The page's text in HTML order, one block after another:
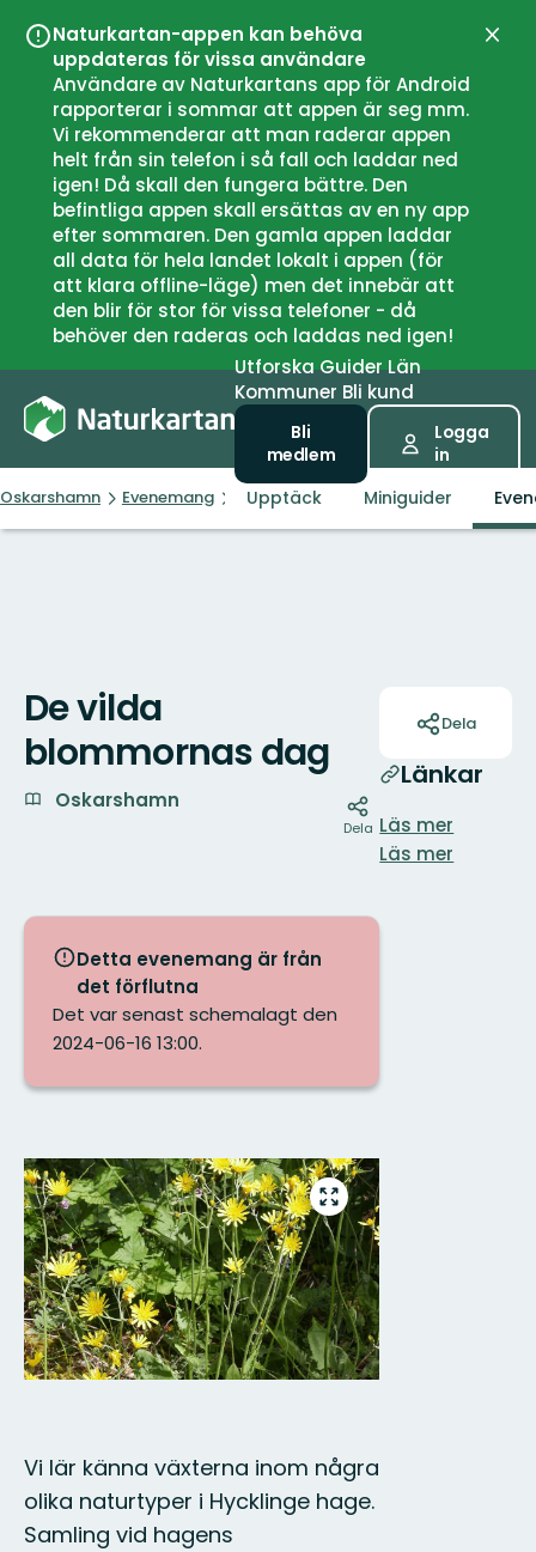
Naturkartan-appen kan behöva
uppdateras för vissa användare
Användare av Naturkartans app för Android
rapporterar i sommar att appen är seg mm.
Vi rekommenderar att man raderar appen
helt från sin telefon i så fall och laddar ned
igen! Då skall den fungera bättre. Den
befintliga appen skall ersättas av en ny app
efter sommaren. Den gamla appen laddar
all data för hela landet lokalt i appen (för
att klara offline-läge) men det innebär att
den blir för stor för vissa telefoner - då
behöver den raderas och laddas ned igen!
UtforskaGuiderLän
Kommuner Bli kund
Bli
medlem
Logga
in
Oskarshamn Evenemang De vilda blommornas dag
Upptäck Miniguider
De vilda
blommornas dag
Oskarshamn
Dela
Detta evenemang är från
det förflutna
Det var senast schemalagt den
2024-06-16 13:00.
Bilder
Gå
till
helskärmsläge
Vi lär känna växterna inom några
olika naturtyper i Hycklinge hage.
Samling vid hagens
Dela
Länkar
Läs mer
Läs mer